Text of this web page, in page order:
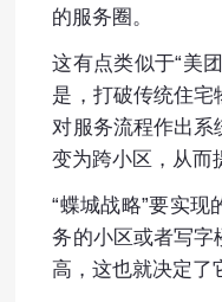
的服务圈。
这有点类似于“美
是，打破传统住宅
对服务流程作出系
变为跨小区，从而
“蝶城战略”要实
务的小区或者写字
高，这也就决定了